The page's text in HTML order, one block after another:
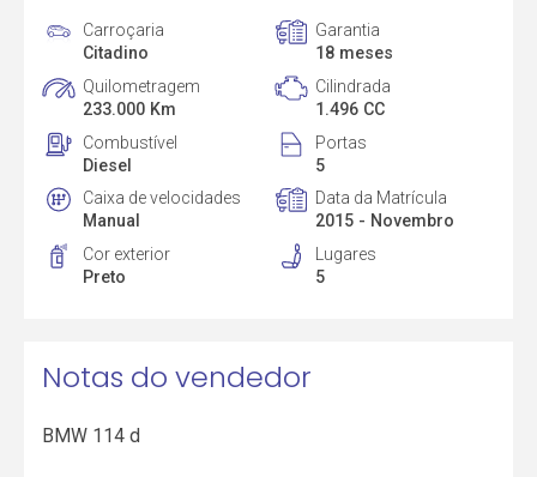
Carroçaria
Citadino
Garantia
18 meses
Quilometragem
233.000 Km
Cilindrada
1.496 CC
Combustível
Diesel
Portas
5
Caixa de velocidades
Manual
Data da Matrícula
2015 - Novembro
Cor exterior
Preto
Lugares
5
Notas do vendedor
BMW 114 d